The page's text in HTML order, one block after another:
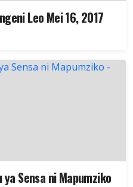
Leo Mei 16, 2017
Sensa ni Mapumziko